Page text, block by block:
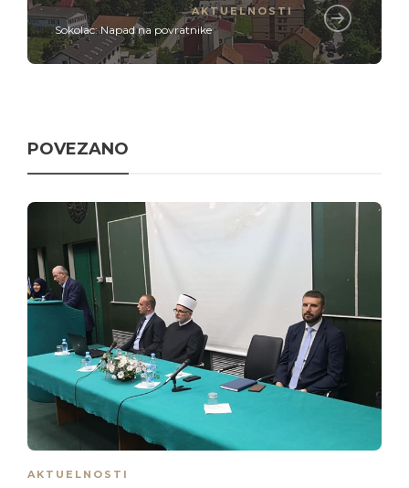
AKTUELNOSTI
Sokolac: Napad na povratnike
POVEZANO
AKTUELNOSTI